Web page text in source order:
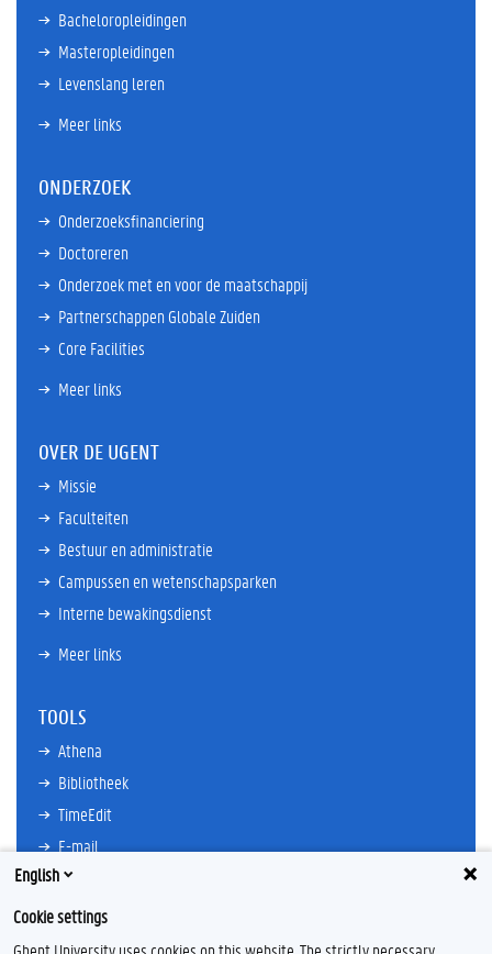
Bacheloropleidingen
Masteropleidingen
Levenslang leren
Meer links
ONDERZOEK
Onderzoeksfinanciering
Doctoreren
Onderzoek met en voor de maatschappij
Partnerschappen Globale Zuiden
Core Facilities
Meer links
OVER DE UGENT
Missie
Faculteiten
Bestuur en administratie
Campussen en wetenschapsparken
Interne bewakingsdienst
Meer links
TOOLS
Athena
Bibliotheek
TimeEdit
E-mail
Ufora
Oasis
Research Explorer
English
Cookie settings